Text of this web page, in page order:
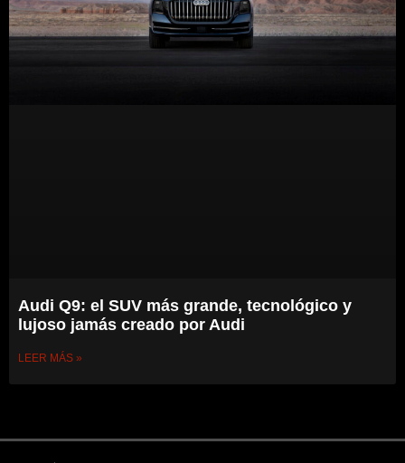
Audi Q9: el SUV más grande, tecnológico y
lujoso jamás creado por Audi
LEER MÁS »